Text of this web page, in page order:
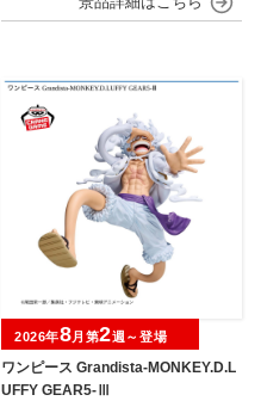
ワンピース Grandista-MONKEY.D.L
UFFY GEAR5-Ⅲ
2026年8月第2週～登場